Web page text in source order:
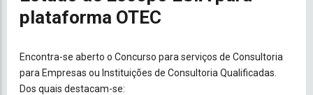
plataforma OTEC
Encontra-se aberto o Concurso para serviços de Consultoria
para Empresas ou Instituições de Consultoria Qualificadas.
Dos quais destacam-se: